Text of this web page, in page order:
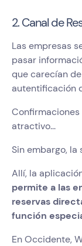
2. Canal de
Las empresas
pasar
que carecían
autentificación
atractivo...
Sin embargo,
Allí, la
permite a las
reservas
función
En Occidente,